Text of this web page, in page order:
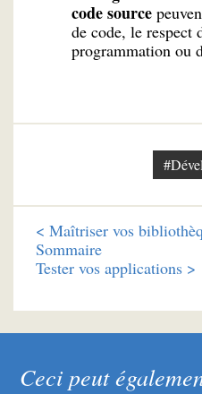
code source
de code, le respect
programmation ou
< Maîtriser vos
Sommaire
Tester vos applications >
Ceci peut